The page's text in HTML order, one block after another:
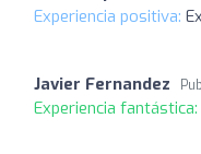
Experiencia positiva:
Javier Fernandez
Experiencia fantástica: